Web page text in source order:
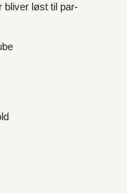
bliver løst til par-